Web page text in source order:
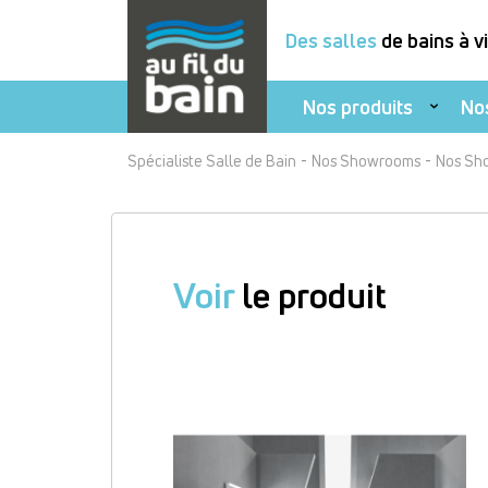
Des salles de bains à
Nos produits
Spécialiste Salle de Bain - Nos Showrooms - Nos
Voirle produit